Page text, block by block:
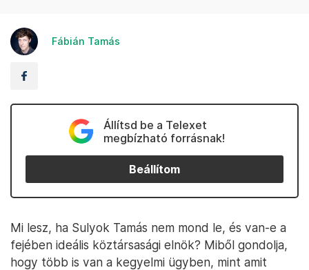
Fábián Tamás
Állítsd be a Telexet
megbízható forrásnak!
Beállítom
Mi lesz, ha Sulyok Tamás nem mond le, és van-e a
fejében ideális köztársasági elnök? Miből gondolja,
hogy több is van a kegyelmi ügyben, mint amit